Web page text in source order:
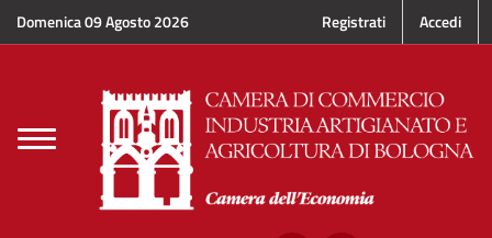
Domenica 09 Agosto 2026 Registrati Accedi
Toggle
navigation